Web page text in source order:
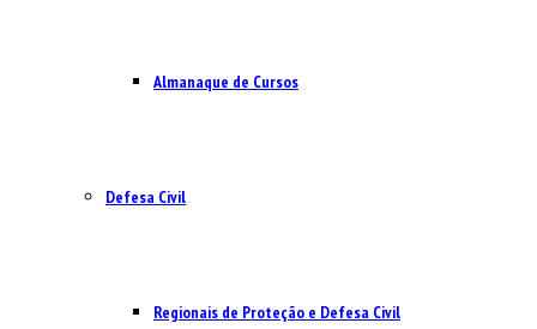
Almanaque de Cursos
Defesa Civil
Regionais de Proteção e Defesa Civil